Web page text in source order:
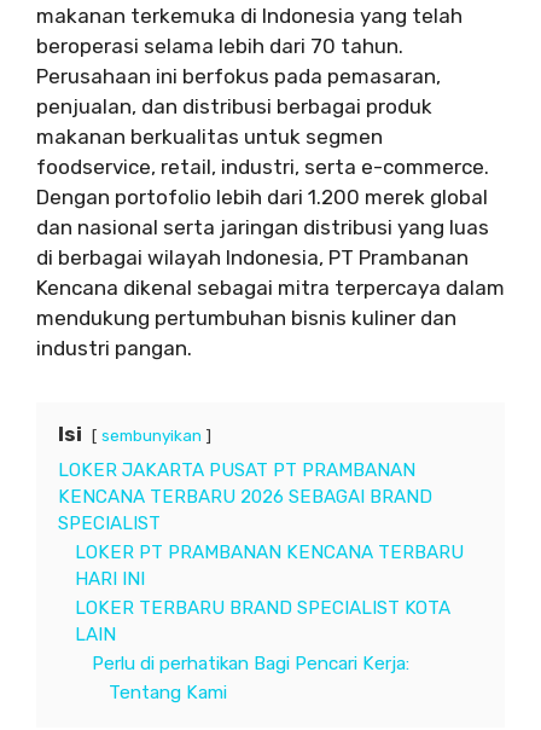
makanan terkemuka di Indonesia yang telah
beroperasi selama lebih dari 70 tahun.
Perusahaan ini berfokus pada pemasaran,
penjualan, dan distribusi berbagai produk
makanan berkualitas untuk segmen
foodservice, retail, industri, serta e-commerce.
Dengan portofolio lebih dari 1.200 merek global
dan nasional serta jaringan distribusi yang luas
di berbagai wilayah Indonesia, PT Prambanan
Kencana dikenal sebagai mitra terpercaya dalam
mendukung pertumbuhan bisnis kuliner dan
industri pangan.
Isi sembunyikan
LOKER JAKARTA PUSAT PT PRAMBANAN
KENCANA TERBARU 2026 SEBAGAI BRAND
SPECIALIST
LOKER PT PRAMBANAN KENCANA TERBARU
HARI INI
LOKER TERBARU BRAND SPECIALIST KOTA
LAIN
Perlu di perhatikan Bagi Pencari Kerja:
Tentang Kami